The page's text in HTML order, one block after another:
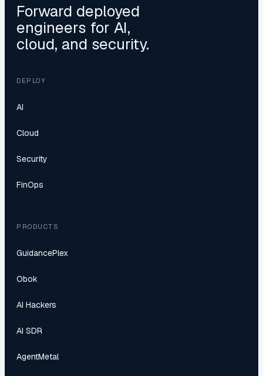
Forward deployed
engineers for AI,
cloud, and security.
DEPLOY
AI
Cloud
Security
FinOps
PRODUCTS
GuidancePlex
Obok
AI Hackers
AI SDR
AgentMetal